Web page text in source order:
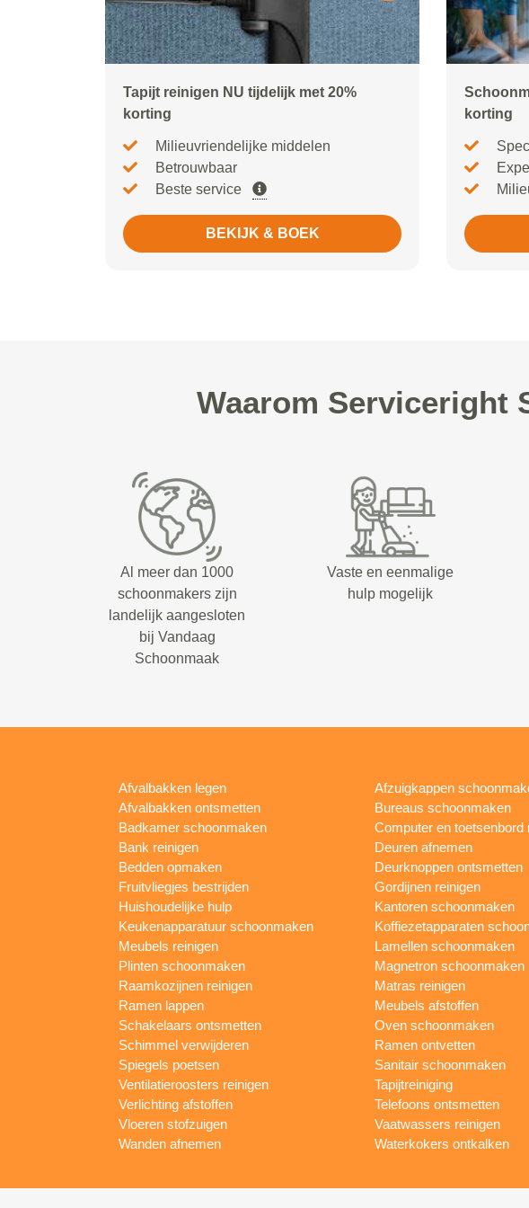
Tapijt reinigen NU tijdelijk met 20%
korting
Milieuvriendelijke middelen
Betrouwbaar
Beste service
BEKIJK & BOEK
korting
Waarom Serviceright
Al meer dan 1000
schoonmakers zijn
landelijk aangesloten
bij Vandaag
Schoonmaak
Vaste en eenmalige
hulp mogelijk
Afvalbakken legen
Afvalbakken ontsmetten
Badkamer schoonmaken
Bank reinigen
Bedden opmaken
Fruitvliegjes bestrijden
Huishoudelijke hulp
Keukenapparatuur schoonmaken
Meubels reinigen
Plinten schoonmaken
Raamkozijnen reinigen
Ramen lappen
Schakelaars ontsmetten
Schimmel verwijderen
Spiegels poetsen
Ventilatieroosters reinigen
Verlichting afstoffen
Vloeren stofzuigen
Wanden afnemen
Afzuigkappen
Bureaus schoonmaken
Computer en toetsenbord
Deuren afnemen
Deurknoppen ontsmetten
Gordijnen reinigen
Kantoren schoonmaken
Koffiezetapparaten
Lamellen schoonmaken
Magnetron schoonmaken
Matras reinigen
Meubels afstoffen
Oven schoonmaken
Ramen ontvetten
Sanitair schoonmaken
Tapijtreiniging
Telefoons ontsmetten
Vaatwassers reinigen
Waterkokers ontkalken